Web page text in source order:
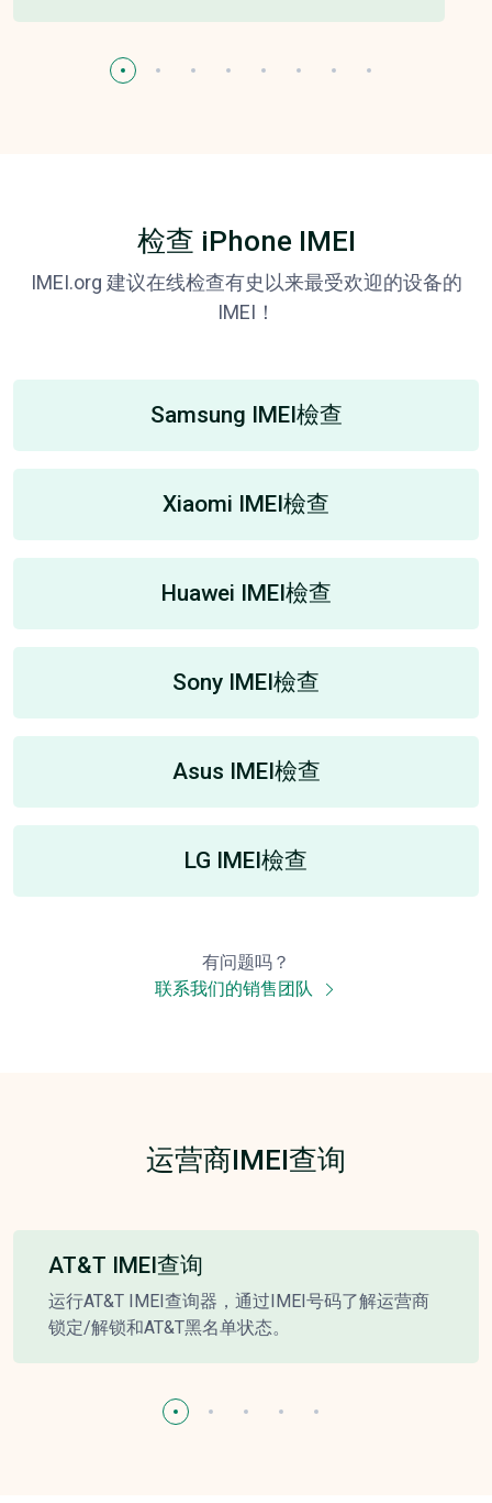
检查 iPhone IMEI
IMEI.org 建议在线检查有史以来最受欢迎的设备的
IMEI！
Samsung IMEI檢查
Xiaomi IMEI檢查
Huawei IMEI檢查
Sony IMEI檢查
Asus IMEI檢查
LG IMEI檢查
有问题吗？
联系我们的销售团队
运营商IMEI查询
AT&T IMEI查询
运行AT&T IMEI查询器，通过IMEI号码了解运营商
锁定/解锁和AT&T黑名单状态。